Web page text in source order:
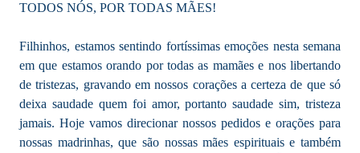
TODOS NÓS, POR TODAS MÃES!
Filhinhos, estamos sentindo fortíssimas emoções nesta semana
em que estamos orando por todas as mamães e nos libertando
de tristezas, gravando em nossos corações a certeza de que só
deixa saudade quem foi amor, portanto saudade sim, tristeza
jamais. Hoje vamos direcionar nossos pedidos e orações para
nossas madrinhas, que são nossas mães espirituais e também